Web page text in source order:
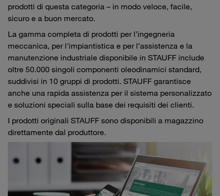
prodotti di questa categoria – in modo veloce, facile,
sicuro e a buon mercato.
La gamma completa di prodotti per l’ingegneria
meccanica, per l'impiantistica e per l’assistenza e la
manutenzione industriale disponibile in STAUFF include
oltre 50.000 singoli componenti oleodinamici standard,
suddivisi in 10 gruppi di prodotti. STAUFF garantisce
anche una rapida assistenza per il sistema personalizzato
e soluzioni speciali sulla base dei requisiti dei clienti.
I prodotti originali STAUFF sono disponibili a magazzino
direttamente dal produttore.